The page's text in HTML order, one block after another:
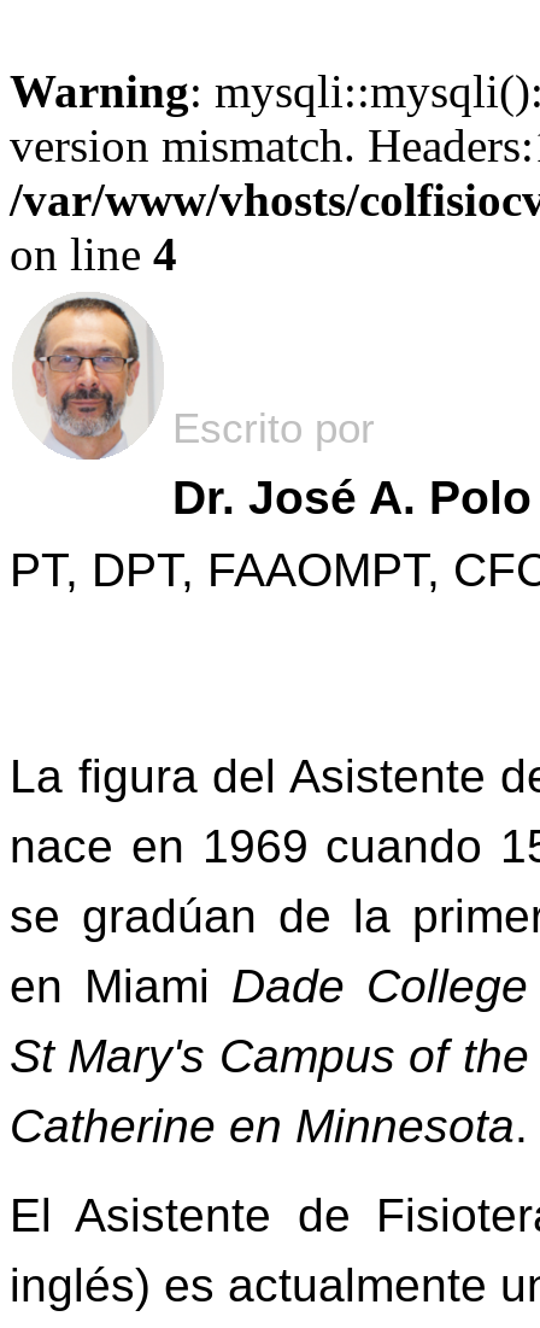
Warning:
version mismatch.
/var/www/vhosts/
on line 4
Escrito por
Dr. José A.
PT, DPT, FAAOMPT,
La figura del Asistente
nace en 1969 cuando
se gradúan de la
en Miami Dade College
St Mary's Campus of
Catherine en Minnesota.
El Asistente de
inglés) es actualmente